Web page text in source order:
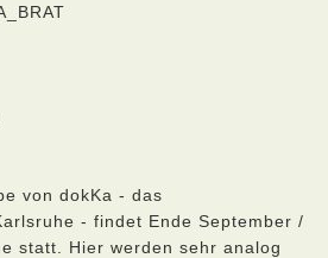
von dokKa - das
- findet Ende September /
statt. Hier werden sehr analog